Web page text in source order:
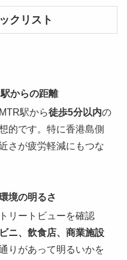
クリスト
からの距離
駅から徒歩5分以内の
的です。特に香港島側
さが疲労軽減にもつな
境の明るさ
リートビューを確認
ニ、飲食店、商業施設
りがあって明るいかを